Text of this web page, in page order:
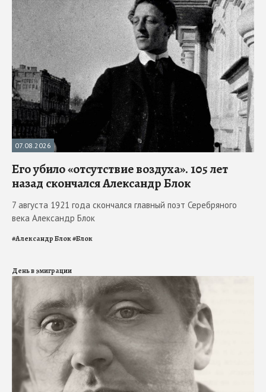
07.08.2026
Его убило «отсутствие воздуха». 105 лет
назад скончался Александр Блок
7 августа 1921 года скончался главный поэт Серебряного
века Александр Блок
#Александр Блок#Блок
День в эмиграции